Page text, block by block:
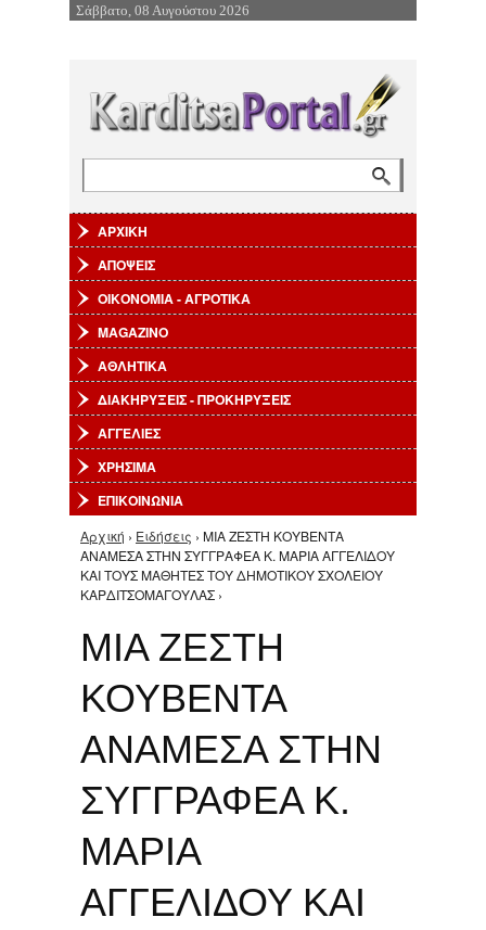
Επιστροφή στην Πλοήγηση
Σάββατο, 08 Αυγούστου 2026
ΑΡΧΙΚΗ
ΑΠΟΨΕΙΣ
ΟΙΚΟΝΟΜΙΑ - ΑΓΡΟΤΙΚΑ
MAGAZINO
ΑΘΛΗΤΙΚΑ
ΔΙΑΚΗΡΥΞΕΙΣ - ΠΡΟΚΗΡΥΞΕΙΣ
ΑΓΓΕΛΙΕΣ
ΧΡΗΣΙΜΑ
ΕΠΙΚΟΙΝΩΝΙΑ
Είστε εδώ
Αρχική › Ειδήσεις › ΜΙΑ ΖΕΣΤΗ ΚΟΥΒΕΝΤΑ
ΑΝΑΜΕΣΑ ΣΤΗΝ ΣΥΓΓΡΑΦΕΑ Κ. ΜΑΡΙΑ ΑΓΓΕΛΙΔΟΥ
ΚΑΙ ΤΟΥΣ ΜΑΘΗΤΕΣ ΤΟΥ ΔΗΜΟΤΙΚΟΥ ΣΧΟΛΕΙΟΥ
ΚΑΡΔΙΤΣΟΜΑΓΟΥΛΑΣ ›
ΜΙΑ ΖΕΣΤΗ
ΚΟΥΒΕΝΤΑ
ΑΝΑΜΕΣΑ ΣΤΗΝ
ΣΥΓΓΡΑΦΕΑ Κ.
ΜΑΡΙΑ
ΑΓΓΕΛΙΔΟΥ ΚΑΙ